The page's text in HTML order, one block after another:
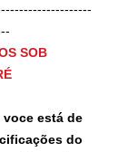
SOB
voce está de
do